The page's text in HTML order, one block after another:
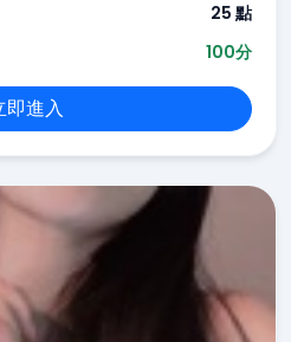
25 點
100分
即進入